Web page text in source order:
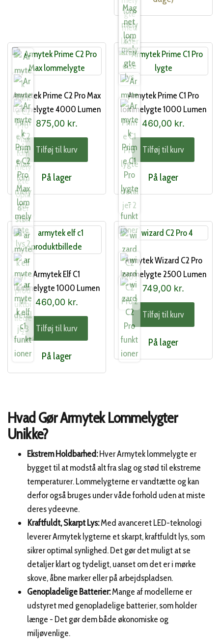
Armytek Prime C2 Pro Max
lommelygte 4000 Lumen
875,00 kr.
Tilføj til kurv
På lager
Armytek Prime C1 Pro
lommelygte 1000 Lumen
460,00 kr.
Tilføj til kurv
På lager
Armytek Elf C1
lommelygte 1000 Lumen
460,00 kr.
Tilføj til kurv
På lager
Armytek Wizard C2 Pro
lommelygte 2500 Lumen
749,00 kr.
Tilføj til kurv
På lager
Hvad Gør Armytek Lommelygter
Unikke?
Ekstrem Holdbarhed:Hver Armytek lommelygte er
bygget til at modstå alt fra slag og stød til ekstreme
temperaturer. Lommelygterne er vandtætte og kan
derfor også bruges under våde forhold uden at miste
deres ydeevne.
Kraftfuldt, Skarpt Lys:Med avanceret LED-teknologi
leverer Armytek lygterne et skarpt, kraftfuldt lys, som
sikrer optimal synlighed. Det gør det muligt at se
detaljer klart og tydeligt, uanset om det er i mørke
skove, åbne marker eller på arbejdspladsen.
Genopladelige Batterier:Mange af modellerne er
udstyret med genopladelige batterier, som holder
længe - Det gør dem både økonomiske og
miljøvenlige.